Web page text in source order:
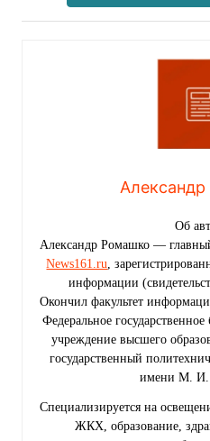
Об
Александр Ромашко —
News161.ru,
информации
Окончил факультет
Федеральное
учреждение высшего
государственный
имени М. И.
Специализируется на
ЖКХ, образование,